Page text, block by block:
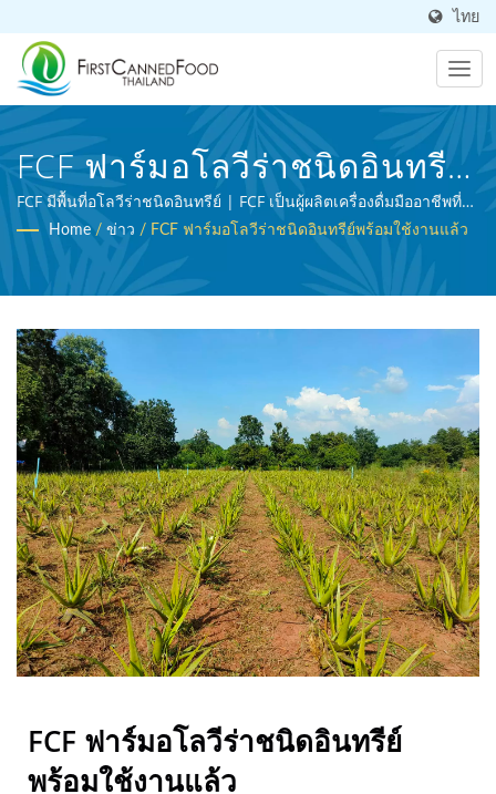
ไทย
FCF ฟาร์มอโลวีร่าชนิดอินทรีย์
พร้อมใช้งานแล้ว | ผู้ผลิต
อาหารกระป๋องและเครื่องดื่ม
กระป๋องมากกว่า 30 ปี | First
Canned Food (Thai) Co., Ltd.
FCF มีพื้นที่อโลวีร่าชนิดอินทรีย์ | FCF เป็นผู้ผลิตเครื่องดื่มมืออาชีพที่ได้
รับการรับรอง BRC และเป็นผู้เชี่ยวชาญในการประมวลผลอาหาร
ทางการเกษตร
Home / ข่าว / FCF ฟาร์มอโลวีร่าชนิดอินทรีย์พร้อมใช้งานแล้ว
FCF ฟาร์มอโลวีร่าชนิดอินทรีย์
พร้อมใช้งานแล้ว